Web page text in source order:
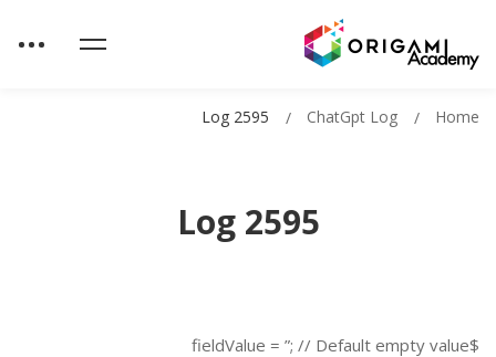
Log 2595
Home
ChatGpt Log
Log 2595
$fieldValue = ”; // Default empty value